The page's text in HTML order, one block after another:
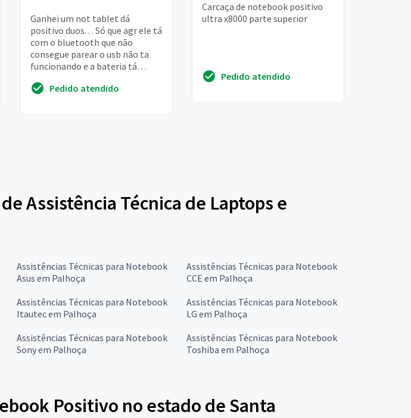
Ganhei um not tablet dá
positivo duos. . . Só que agr ele tá
com o bluetooth que não
consegue parear o usb não ta
funcionando e a bateria tá
Pedido atendido
Carcaça de notebook positivo
ultra x8000 parte superior
Pedido atendido
Assistência Técnica de Laptops e
Assistências Técnicas para Notebook
Asus em Palhoça
Assistências Técnicas para Notebook
CCE em Palhoça
Assistências Técnicas para Notebook
Itautec em Palhoça
Assistências Técnicas para Notebook
LG em Palhoça
Assistências Técnicas para Notebook
Sony em Palhoça
Assistências Técnicas para Notebook
Toshiba em Palhoça
Positivo no estado de Santa